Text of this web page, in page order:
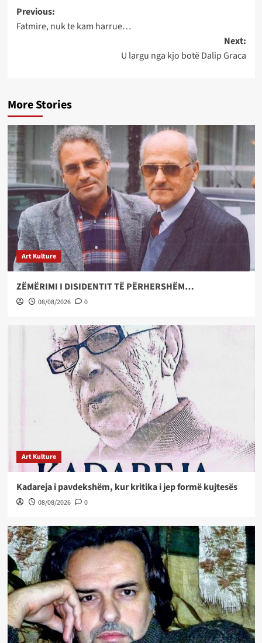
Post
navigation
Previous:
Fatmire, nuk te kam harrue…
Next:
U largu nga kjo botë Dalip Graca
More Stories
Art Kulture
ZËMËRIMI I DISIDENTIT TË PËRHERSHËM…
08/08/2026 0
Art Kulture
Kadareja i pavdekshëm, kur kritika i jep formë kujtesës
08/08/2026 0